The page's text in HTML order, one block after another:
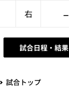
右 –
試合日程・結果
試合トップ